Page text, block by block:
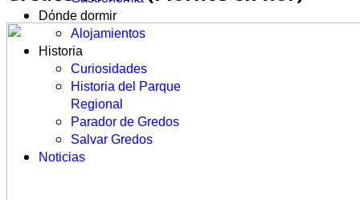
Dónde dormir
Alojamientos
Historia
Curiosidades
Historia del Parque
Regional
Parador de Gredos
Salvar Gredos
Noticias